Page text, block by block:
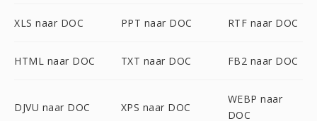
XLS naar DOC PPT naar DOC RTF naar DOC
HTML naar DOC TXT naar DOC FB2 naar DOC
DJVU naar DOC XPS naar DOC
WEBP naar
DOC